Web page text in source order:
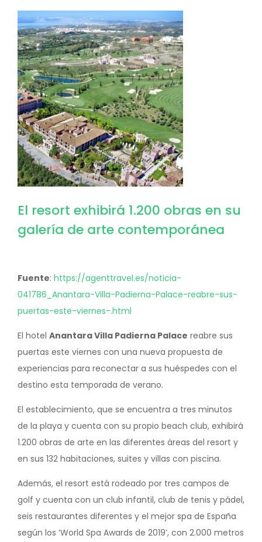
Image
El resort exhibirá 1.200 obras en su
galería de arte contemporánea
Fuente: https://agenttravel.es/noticia-
041786_Anantara-Villa-Padierna-Palace-reabre-sus-
puertas-este-viernes-.html
El hotel Anantara Villa Padierna Palace reabre sus
puertas este viernes con una nueva propuesta de
experiencias para reconectar a sus huéspedes con el
destino esta temporada de verano.
El establecimiento, que se encuentra a tres minutos
de la playa y cuenta con su propio beach club, exhibirá
1.200 obras de arte en las diferentes áreas del resort y
en sus 132 habitaciones, suites y villas con piscina.
Además, el resort está rodeado por tres campos de
golf y cuenta con un club infantil, club de tenis y pádel,
seis restaurantes diferentes y el mejor spa de España
según los ‘World Spa Awards de 2019’, con 2.000 metros